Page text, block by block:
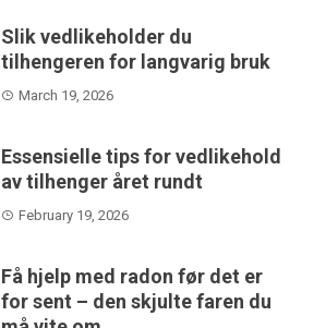
Slik vedlikeholder du
tilhengeren for langvarig bruk
March 19, 2026
Essensielle tips for vedlikehold
av tilhenger året rundt
February 19, 2026
Få hjelp med radon før det er
for sent – den skjulte faren du